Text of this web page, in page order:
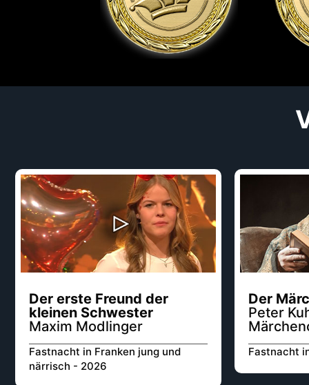
Der erste Freund der
kleinen Schwester
Maxim Modlinger
Fastnacht in Franken jung und
närrisch - 2026
Der
Peter
Fastnacht